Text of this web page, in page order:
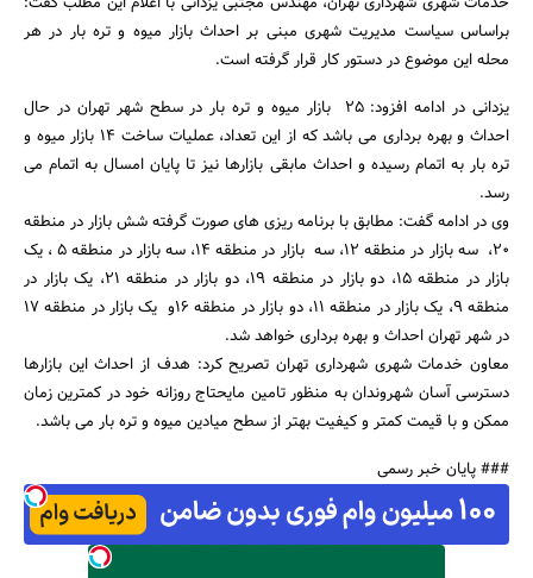
جستجو
براساس سیاست مدیریت شهری مبنی بر احداث بازار میوه و تره بار در هر
محله این موضوع در دستور کار قرار گرفته است.
یزدانی در ادامه افزود: 25 بازار میوه و تره بار در سطح شهر تهران در حال
احداث و بهره برداری می باشد که از این تعداد، عملیات ساخت 14 بازار میوه و
تره بار به اتمام رسیده و احداث مابقی بازارها نیز تا پایان امسال به اتمام می
رسد.
وی در ادامه گفت: مطابق با برنامه ریزی های صورت گرفته شش بازار در منطقه
20، سه بازار در منطقه 12، سه بازار در منطقه 14، سه بازار در منطقه 5 ، یک
بازار در منطقه 15، دو بازار در منطقه 19، دو بازار در منطقه 21، یک بازار در
منطقه 9، یک بازار در منطقه 11، دو بازار در منطقه 16و یک بازار در منطقه 17
در شهر تهران احداث و بهره برداری خواهد شد.
معاون خدمات شهری شهرداری تهران تصریح کرد: هدف از احداث این بازارها
دسترسی آسان شهروندان به منظور تامین مایحتاج روزانه خود در کمترین زمان
ممکن و با قیمت کمتر و کیفیت بهتر از سطح میادین میوه و تره بار می باشد.
### پایان خبر رسمی